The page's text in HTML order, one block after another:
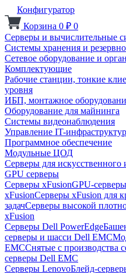
Конфигуратор
Корзина 0 ₽ 0
Серверы и вычислительные
Системы хранения и
Сетевое оборудование и
Комплектующие
Рабочие станции, тонкие
уровня
ИБП, монтажное
Оборудование для майнинга
Системы видеонаблюдения
Управление IT-
Программное обеспечение
Модульные ЦОД
Серверы для искусственного
GPU серверы
Серверы xFusionGPU-
xFusionСерверы xFusion для
задачСерверы высокой
xFusion
Серверы Dell PowerEdge
серверы и шасси Dell EMC
EMCСнятые с производства
серверы Dell EMC
Серверы LenovoБлейд-